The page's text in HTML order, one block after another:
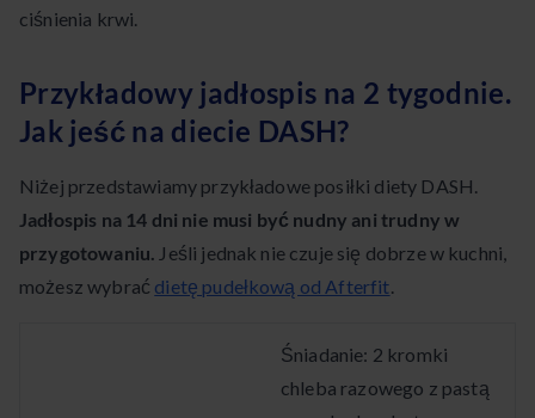
ciśnienia krwi.
Przykładowy jadłospis na 2 tygodnie.
Jak jeść na diecie DASH?
Niżej przedstawiamy przykładowe posiłki diety DASH.
Jadłospis na 14 dni nie musi być nudny ani trudny w
przygotowaniu. Jeśli jednak nie czuje się dobrze w kuchni,
możesz wybrać dietę pudełkową od Afterfit.
Śniadanie: 2 kromki
chleba razowego z pastą